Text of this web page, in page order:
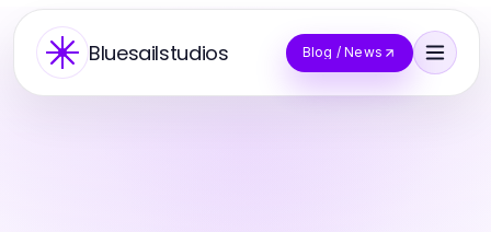
Bluesailstudios Blog / News